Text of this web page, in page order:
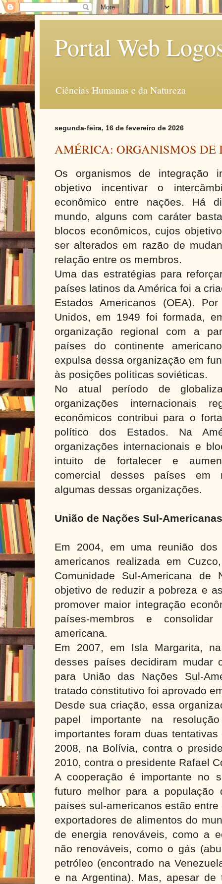
Portal Web
Ciências Humanas e da Natureza
segunda-feira, 16 de fevereiro de 2026
AMÉRICA: ORGANISMOS DE
Os organismos de integração
objetivo incentivar o
econômico entre nações. Há
mundo, alguns com caráter
blocos econômicos, cujos
ser alterados em razão de
relação entre os membros.
Uma das estratégias para
países latinos da América foi a
Estados Americanos (OEA).
Unidos, em 1949 foi formada,
organização regional com a
países do continente
expulsa dessa organização em
às posições políticas soviéticas.
No atual período de
organizações internacionais
econômicos contribui para o
político dos Estados. Na
organizações internacionais e
intuito de fortalecer e
comercial desses países em
algumas dessas organizações.
União de Nações Sul-
Em 2004, em uma reunião
americanos realizada em
Comunidade Sul-Americana
objetivo de reduzir a pobreza e
promover maior integração
países-membros e
americana.
Em 2007, em Isla Margarita,
desses países decidiram mudar
para União das Nações Sul-
tratado constitutivo foi aprovado
Desde sua criação, essa
papel importante na
importantes foram duas
2008, na Bolívia, contra o
2010, contra o presidente Rafael
A cooperação é importante no
futuro melhor para a população
países sul-americanos estão
exportadores de alimentos do
de energia renováveis, como a
não renováveis, como o gás
petróleo (encontrado na
e na Argentina). Mas, apesar de